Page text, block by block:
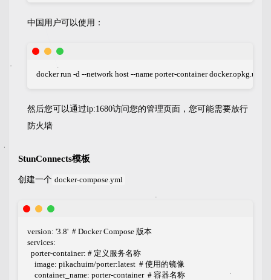
中国用户可以使用：
docker run -d --network host --name porter-container
然后您可以通过ip:1680访问您的管理页面，您可能需要放行
防火墙
StunConnects模板
创建一个 docker-compose.yml
version: '3.8'  # Docker Compose 版本
services:
  porter-container: # 定义服务名称
    image: pikachuim/porter:latest  # 使用的镜像
    container_name: porter-container  # 容器名称